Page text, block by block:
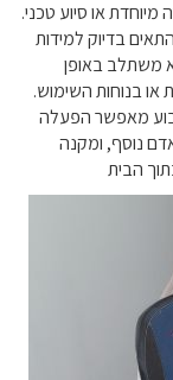
או סיוע טכני.
בדיוק למידות
משתלב באופן
או בנוחות השימוש.
מאפשר הפעלה
נוסף, ומקנה
הבית